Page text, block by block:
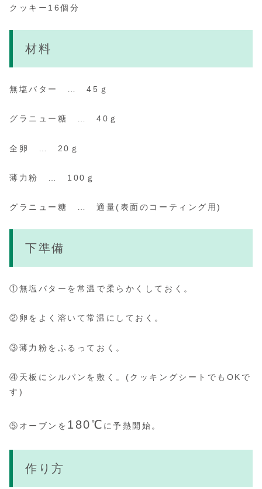
クッキー16個分
材料
無塩バター … 45ｇ
グラニュー糖 … 40ｇ
全卵 … 20ｇ
薄力粉 … 100ｇ
グラニュー糖 … 適量(表面のコーティング用)
下準備
①無塩バターを常温で柔らかくしておく。
②卵をよく溶いて常温にしておく。
③薄力粉をふるっておく。
④天板にシルパンを敷く。 (クッキングシートでもOKで
す)
⑤オーブンを 180℃ に予熱開始。
作り方